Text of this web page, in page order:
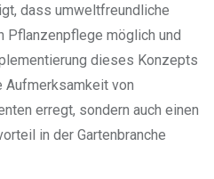
dass umweltfreundliche
Pflanzenpflege möglich und
dieses Konzepts
Aufmerksamkeit von
erregt, sondern auch einen
in der Gartenbranche